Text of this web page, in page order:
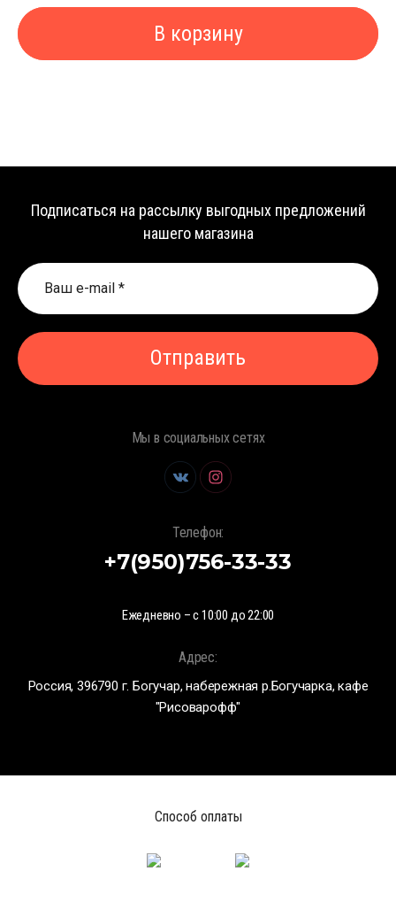
В корзину
Телефон:
+7(950)756-33-33
Ежедневно – с 10:00 до 22:00
Адрес:
Россия, 396790 г. Богучар, набережная р.Богучарка, кафе
"Рисоварофф"
Подписаться на рассылку выгодных предложений
нашего магазина
Отправить
Мы в социальных сетях
Способ оплаты